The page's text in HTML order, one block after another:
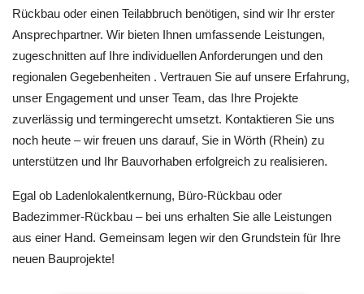
Rückbau oder einen Teilabbruch benötigen, sind wir Ihr erster
Ansprechpartner. Wir bieten Ihnen umfassende Leistungen,
zugeschnitten auf Ihre individuellen Anforderungen und den
regionalen Gegebenheiten . Vertrauen Sie auf unsere Erfahrung,
unser Engagement und unser Team, das Ihre Projekte
zuverlässig und termingerecht umsetzt. Kontaktieren Sie uns
noch heute – wir freuen uns darauf, Sie in Wörth (Rhein) zu
unterstützen und Ihr Bauvorhaben erfolgreich zu realisieren.
Egal ob Ladenlokalentkernung, Büro-Rückbau oder
Badezimmer-Rückbau – bei uns erhalten Sie alle Leistungen
aus einer Hand. Gemeinsam legen wir den Grundstein für Ihre
neuen Bauprojekte!